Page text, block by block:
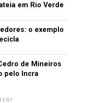
em Rio Verde
o exemplo
de Mineiros
pelo Incra